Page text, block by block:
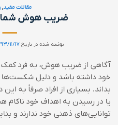
مقالات مفید,
ضریب هوش شما
نوشته شده در تاریخ ۱۳۹۳/
آگاهی از ضریب هوش، به فرد کمک
خود داشته باشد و دلیل شکست‌ها
بداند. بسیاری از افراد صرفاً به
یا در رسیدن به اهداف خود ناکام
توانایی‌های ذهنی خود ندارند و